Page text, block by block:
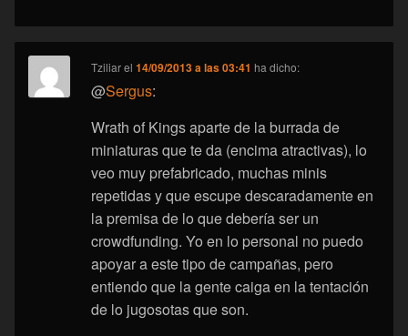
Tziliarel14/09/2013 a las 03:41 ha dicho:
@Sergus:
Wrath of Kings aparte de la burrada de
miniaturas que te da (encima atractivas), lo
veo muy prefabricado, muchas minis
repetidas y que escupe descaradamente en
la premisa de lo que debería ser un
crowdfunding. Yo en lo personal no puedo
apoyar a este tipo de campañas, pero
entiendo que la gente caiga en la tentación
de lo jugosotas que son.